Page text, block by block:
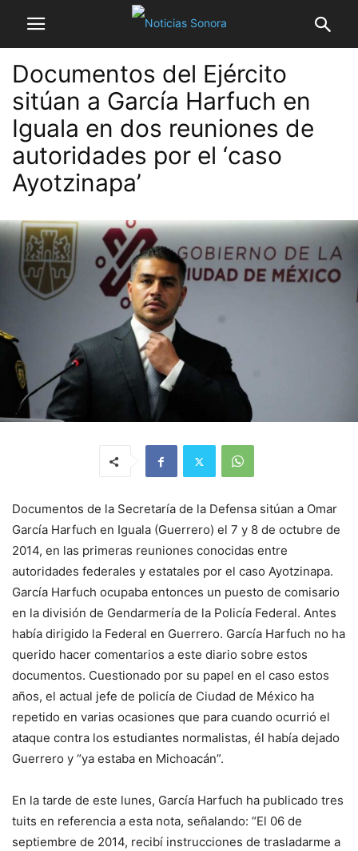
Documentos del Ejército
sitúan a García Harfuch en
Iguala en dos reuniones de
autoridades por el ‘caso
Ayotzinapa’
Documentos de la Secretaría de la Defensa sitúan a Omar
García Harfuch en Iguala (Guerrero) el 7 y 8 de octubre de
2014, en las primeras reuniones conocidas entre
autoridades federales y estatales por el caso Ayotzinapa.
García Harfuch ocupaba entonces un puesto de comisario
en la división de Gendarmería de la Policía Federal. Antes
había dirigido la Federal en Guerrero. García Harfuch no ha
querido hacer comentarios a este diario sobre estos
documentos. Cuestionado por su papel en el caso estos
años, el actual jefe de policía de Ciudad de México ha
repetido en varias ocasiones que para cuando ocurrió el
ataque contra los estudiantes normalistas, él había dejado
Guerrero y “ya estaba en Michoacán”.
En la tarde de este lunes, García Harfuch ha publicado tres
tuits en referencia a esta nota, señalando: “El 06 de
septiembre de 2014, recibí instrucciones de trasladarme a